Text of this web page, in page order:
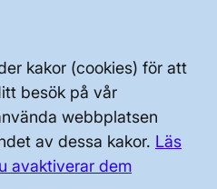
kakor (cookies) för att
besök på vår
webbplatsen
av dessa kakor. Läs
avaktiverar dem
1200, 172 24